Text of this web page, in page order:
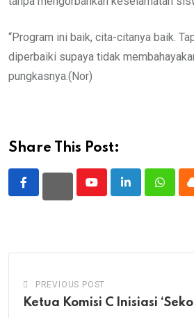
“Program ini baik, cita-citanya baik.
diperbaiki supaya tidak
pungkasnya.(Nor)
Share This Post:
YoutubeLinkedIn
PREVIOUS POST
Ketua Komisi C Inisiasi